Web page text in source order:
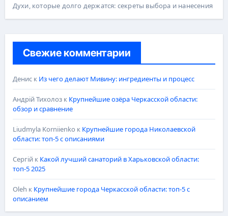
Духи, которые долго держатся: секреты выбора и нанесения
Свежие комментарии
Дениск Из чего делают Мивину: ингредиенты и процесс
Андрій Тихолозк Крупнейшие озёра Черкасской области:
обзор и сравнение
Liudmyla Korniienko к Крупнейшие города Николаевской
области: топ-5 с описаниями
Сергійк Какой лучший санаторий в Харьковской области:
топ-5 2025
Oleh к Крупнейшие города Черкасской области: топ-5 с
описанием